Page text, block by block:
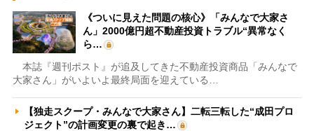
《ついに見えた問題の核心》「みんなで大家さ
ん」2000億円超不動産投資トラブル“異常なく
ら…
本誌『週刊ポスト』が追及してきた不動産投資商品「みんなで
大家さん」がいよいよ最終局面を迎えている…
【独走スクープ・みんなで大家さん】二転三転した“成田プロ
ジェクト”の計画変更の裏で起き…